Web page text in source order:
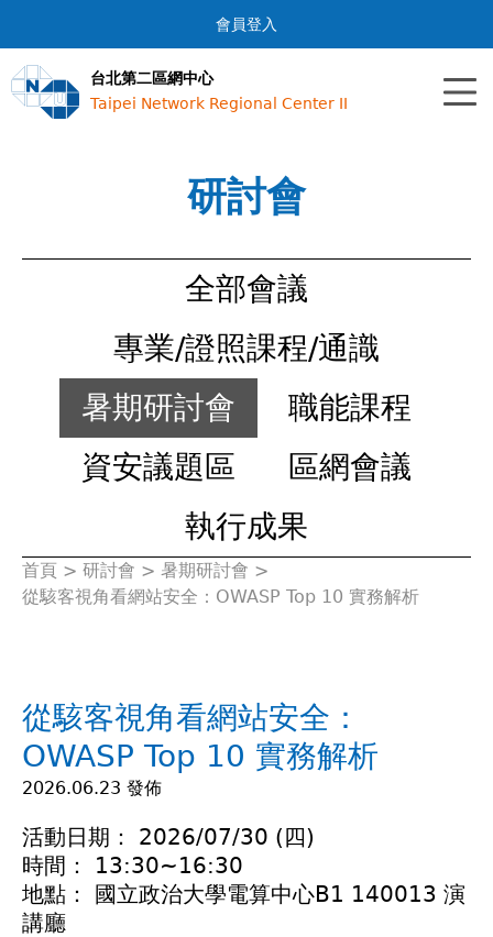
Jump to navigation
會員登入
台北第二區網中心
Taipei Network Regional Center II
研討會
全部會議
專業/證照課程/通識
暑期研討會
職能課程
資安議題區
區網會議
執行成果
您
裡
首頁 > 研討會 > 暑期研討會 >
從駭客視角看網站安全：OWASP Top 10 實務解析
從駭客視角看網站安全：
OWASP Top 10 實務解析
2026.06.23 發佈
活動日期： 2026/07/30 (四)
時間： 13:30~16:30
地點： 國立政治大學電算中心B1 140013 演
講廳